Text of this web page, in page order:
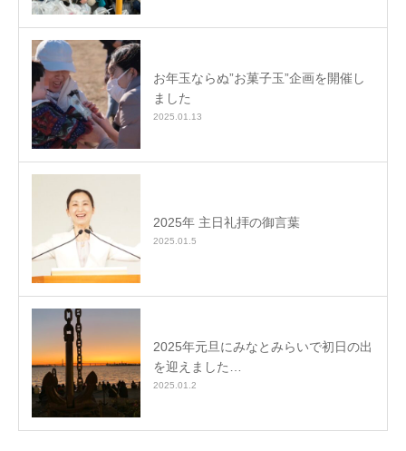
お年玉ならぬ”お菓子玉”企画を開催し
ました
2025.01.13
2025年 主日礼拝の御言葉
2025.01.5
2025年元旦にみなとみらいで初日の出
を迎えました…
2025.01.2